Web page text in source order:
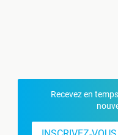
Recevez en